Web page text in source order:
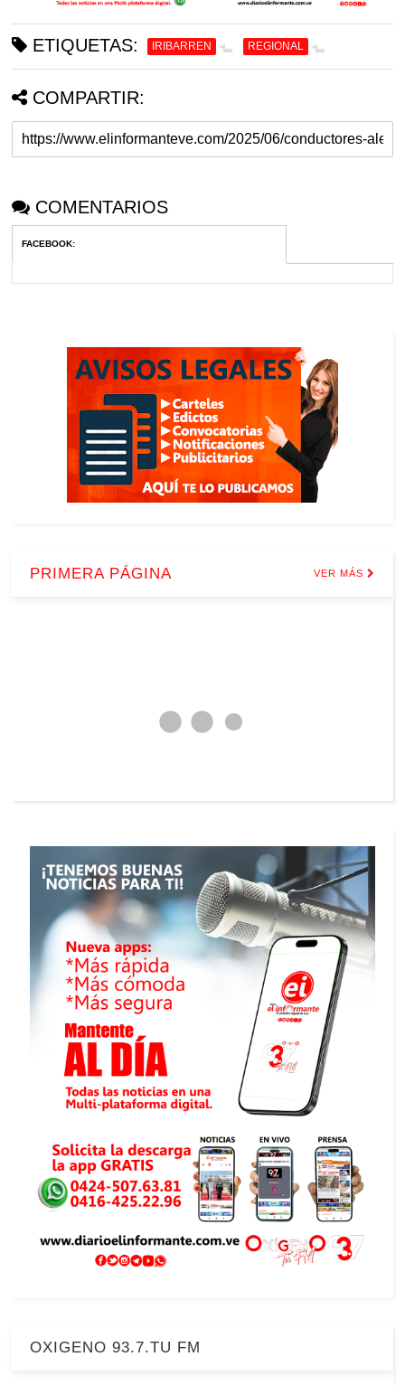
ETIQUETAS: IRIBARREN REGIONAL
COMPARTIR:
COMENTARIOS
FACEBOOK:
PRIMERA PÁGINA VER MÁS
OXIGENO 93.7.TU FM